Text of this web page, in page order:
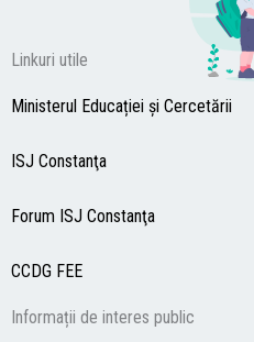
Linkuri utile
Ministerul Educației și Cercetării
ISJ Constanţa
Forum ISJ Constanţa
CCDG FEE
Informații de interes public